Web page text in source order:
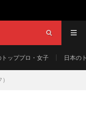
トッププロ・女子 日本の